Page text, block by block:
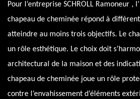
Pour l’entreprise SCHROLL Ramoneur ,
chapeau de cheminée répond à
atteindre au moins trois objectifs. Le
un rôle esthétique. Le choix doit
architectural de la maison et des
chapeau de cheminée joue un rôle
contre l’envahissement d’éléments